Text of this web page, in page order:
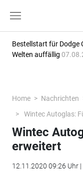
Bestellstart für Dodge
Welten auffällig
Home Nachrichten
Wintec Autoglas:
Wintec
erweitert
12.11.2020 09:26 Uhr |